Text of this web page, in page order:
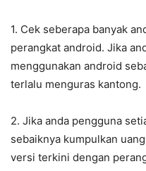
1. Cek seberapa banyak
perangkat android. Jika
menggunakan android
terlalu menguras kantong.
2. Jika anda pengguna
sebaiknya kumpulkan
versi terkini dengan